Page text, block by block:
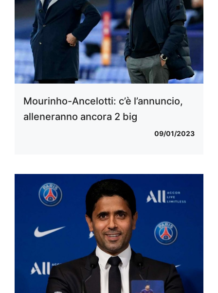
Mourinho-Ancelotti: c’è l’annuncio,
alleneranno ancora 2 big
09/01/2023